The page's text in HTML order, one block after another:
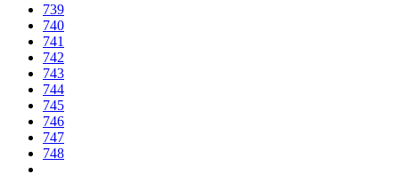
739
740
741
742
743
744
745
746
747
748